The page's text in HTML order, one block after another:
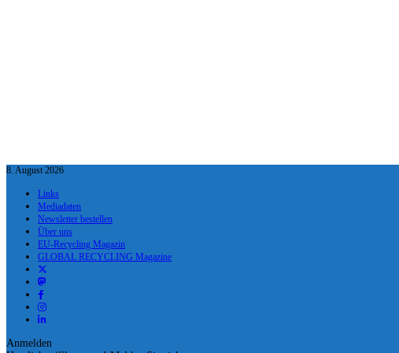
8. August 2026
Links
Mediadaten
Newsletter bestellen
Über uns
EU-Recycling Magazin
GLOBAL RECYCLING Magazine
Anmelden